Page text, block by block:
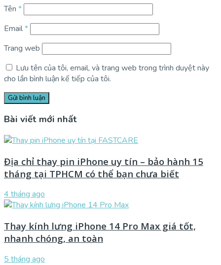
Tên *
Email*
Trang web
Lưu tên của tôi, email, và trang web trong trình duyệt này
cho lần bình luận kế tiếp của tôi.
Bài viết mới nhất
Địa chỉ thay pin iPhone uy tín – bảo hành 15
tháng tại TPHCM có thể bạn chưa biết
4 tháng ago
Thay kính lưng iPhone 14 Pro Max giá tốt,
nhanh chóng, an toàn
5 tháng ago